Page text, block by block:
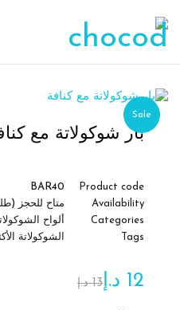
Sale
بار شوكولاتة مع
Product code
BAR40
Availability
متاح للحجز
Categories
ألواح
Tags
الشوكولاتة
13 د.إ 12 د.إ